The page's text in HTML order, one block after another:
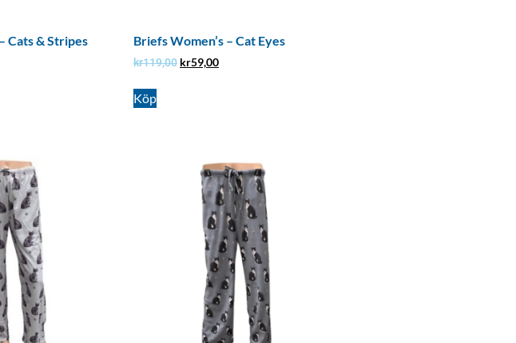
Cats & Stripes Briefs Women’s – Cat Eyes
kr119,00 kr59,00
Köp